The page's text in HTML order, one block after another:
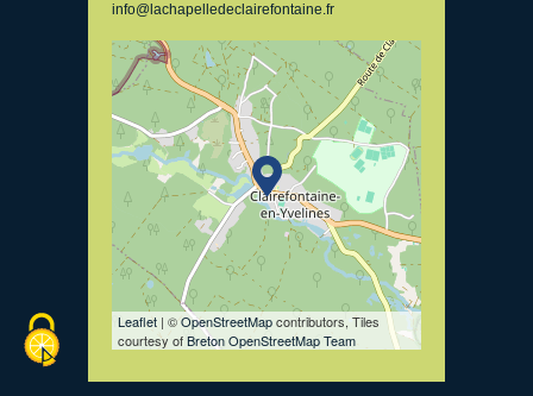
info@lachapelledeclairefontaine.fr
Leaflet | ©OpenStreetMapcontributors, Tiles
courtesy ofBreton OpenStreetMap Team